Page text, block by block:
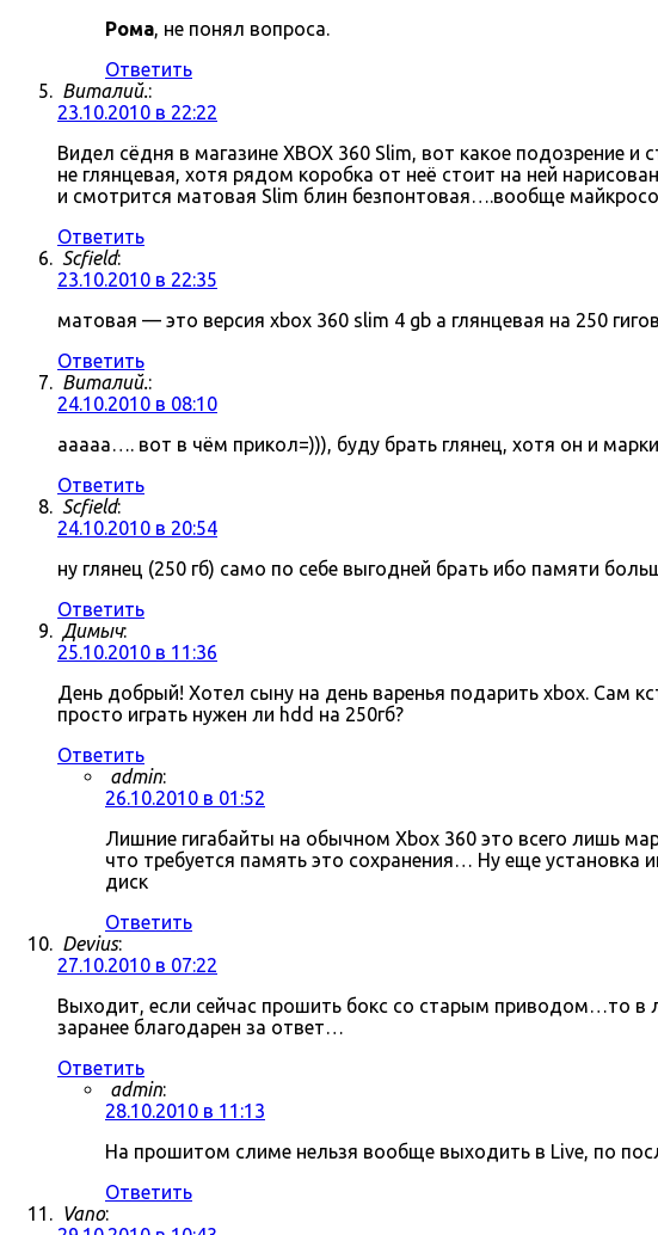
Рома, не понял вопроса.
Ответить
Виталий.:
23.10.2010 в 22:22
Видел сёдня в магазине XBOX 360 Slim, вот какое подозрение
не глянцевая, хотя рядом коробка от неё стоит на ней
и смотрится матовая Slim блин безпонтовая….вообще
Ответить
Scfield:
23.10.2010 в 22:35
матовая — это версия xbox 360 slim 4 gb а глянцевая на 250
Ответить
Виталий.:
24.10.2010 в 08:10
ааааа…. вот в чём прикол=))), буду брать глянец, хотя он и
Ответить
Scfield:
24.10.2010 в 20:54
ну глянец (250 гб) само по себе выгодней брать ибо памяти
Ответить
Димыч:
25.10.2010 в 11:36
День добрый! Хотел сыну на день варенья подарить xbox. Сам
просто играть нужен ли hdd на 250гб?
Ответить
admin:
26.10.2010 в 01:52
Лишние гигабайты на обычном Xbox 360 это всего лишь
что требуется память это сохранения… Ну еще
диск
Ответить
Devius:
27.10.2010 в 07:22
Выходит, если сейчас прошить бокс со старым приводом…то
заранее благодарен за ответ…
Ответить
admin:
28.10.2010 в 11:13
На прошитом слиме нельзя вообще выходить в Live, по
Ответить
Vano: